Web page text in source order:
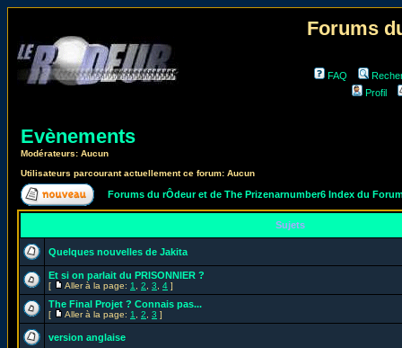
Forums
FAQ
Profil
Evènements
Modérateurs: Aucun
Utilisateurs parcourant actuellement ce forum: Aucun
Forums du rÔdeur et de The Prizenarnumber6 Index du
Sujets
Quelques nouvelles de Jakita
Et si on parlait du PRISONNIER ?
[ Aller à la page: 1 2 3 4 ]
The Final Projet ? Connais pas...
[ Aller à la page: 1 2 3 ]
version anglaise